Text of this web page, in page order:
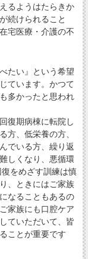
るようはたらきか
続けられること
宅医療・介護の不
たい』という希望
ています。かつて
多かったと思われ
復期病棟に転院し
方、低栄養の方、
でいる方、繰り返
しくなり、悪循環
をめざす訓練は慎
、ときにはご家族
なることもあるの
家族にも口腔ケア
ていただいて、皆
ことが重要です